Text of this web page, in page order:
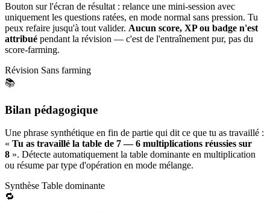
Bouton sur l'écran de résultat : relance une mini-session avec
uniquement les questions ratées, en mode normal sans pression. Tu
peux refaire jusqu'à tout valider. Aucun score, XP ou badge n'est
attribué pendant la révision — c'est de l'entraînement pur, pas du
score-farming.
Révision Sans farming
📚
Bilan pédagogique
Une phrase synthétique en fin de partie qui dit ce que tu as travaillé :
« Tu as travaillé la table de 7 — 6 multiplications réussies sur
8 ». Détecte automatiquement la table dominante en multiplication
ou résume par type d'opération en mode mélange.
Synthèse Table dominante
🔁